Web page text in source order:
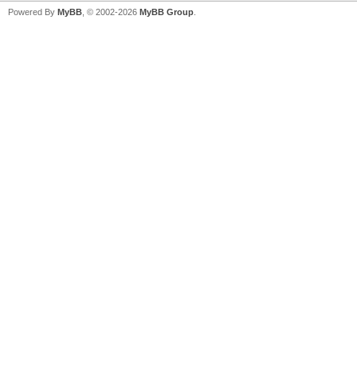
Powered By MyBB , © 2002-2026 MyBB Group